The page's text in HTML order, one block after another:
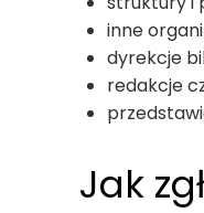
inne
dyrekcje
redakcje
Jak